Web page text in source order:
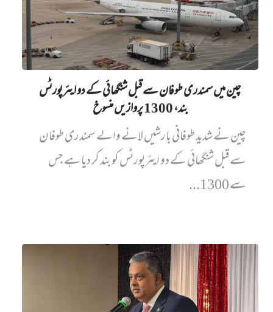
چین میں‌ سمندری طوفان سے قبل شنگھائی کے دو ایئرپورٹس
بند، 1300 پروازیں‌ منسوخ
چین نے شدید طوفانی بارشیں لانے والے سمندری طوفان
سے قبل شنگھائی کے دو ایئرپورٹس کو بند کر دیا ہے جس
سے 1300...